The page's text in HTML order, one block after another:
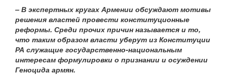
– В экспертных кругах Армении обсуждают мотивы
решения властей провести конституционные
реформы. Среди прочих причин называется и то,
что таким образом власти уберут из Конституции
РА служащие государственно-национальным
интересам формулировки о признании и осуждении
Геноцида армян.